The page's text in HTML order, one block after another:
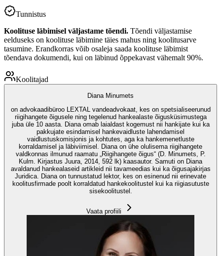
Tunnistus
Koolituse läbimisel väljastame tõendi. Tõendi väljastamise
eelduseks on koolituse läbimine täies mahus ning koolitusarve
tasumine. Erandkorras võib osaleja saada koolituse läbimist
tõendava dokumendi, kui on läbinud õppekavast vähemalt 90%.
Koolitajad
Diana Minumets
on advokaadibüroo LEXTAL vandeadvokaat, kes on spetsialiseerunud
riigihangete õigusele ning tegelenud hankealaste õigusküsimustega
juba üle 10 aasta. Diana omab laialdast kogemust nii hankijate kui ka
pakkujate esindamisel hankevaidluste lahendamisel
vaidlustuskomisjonis ja kohtutes, aga ka hankemenetluste
korraldamisel ja läbiviimisel. Diana on ühe olulisema riigihangete
valdkonnas ilmunud raamatu „Riigihangete õigus“ (D. Minumets, P.
Kulm. Kirjastus Juura, 2014, 592 lk) kaasautor. Samuti on Diana
avaldanud hankealaseid artikleid nii tavameedias kui ka õigusajakirjas
Juridica. Diana on tunnustatud lektor, kes on esinenud nii erinevate
koolitusfirmade poolt korraldatud hankekoolitustel kui ka riigiasutuste
sisekoolitustel.
Vaata profiili